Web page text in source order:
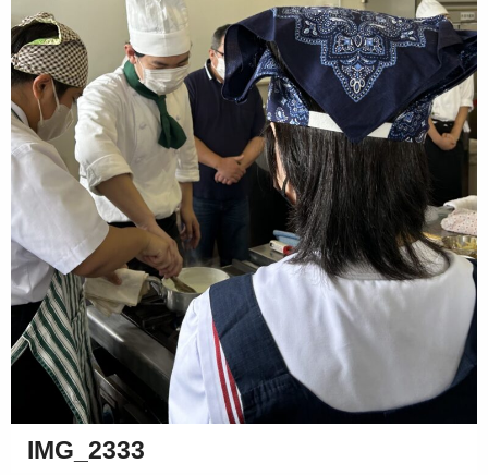
IMG_2333